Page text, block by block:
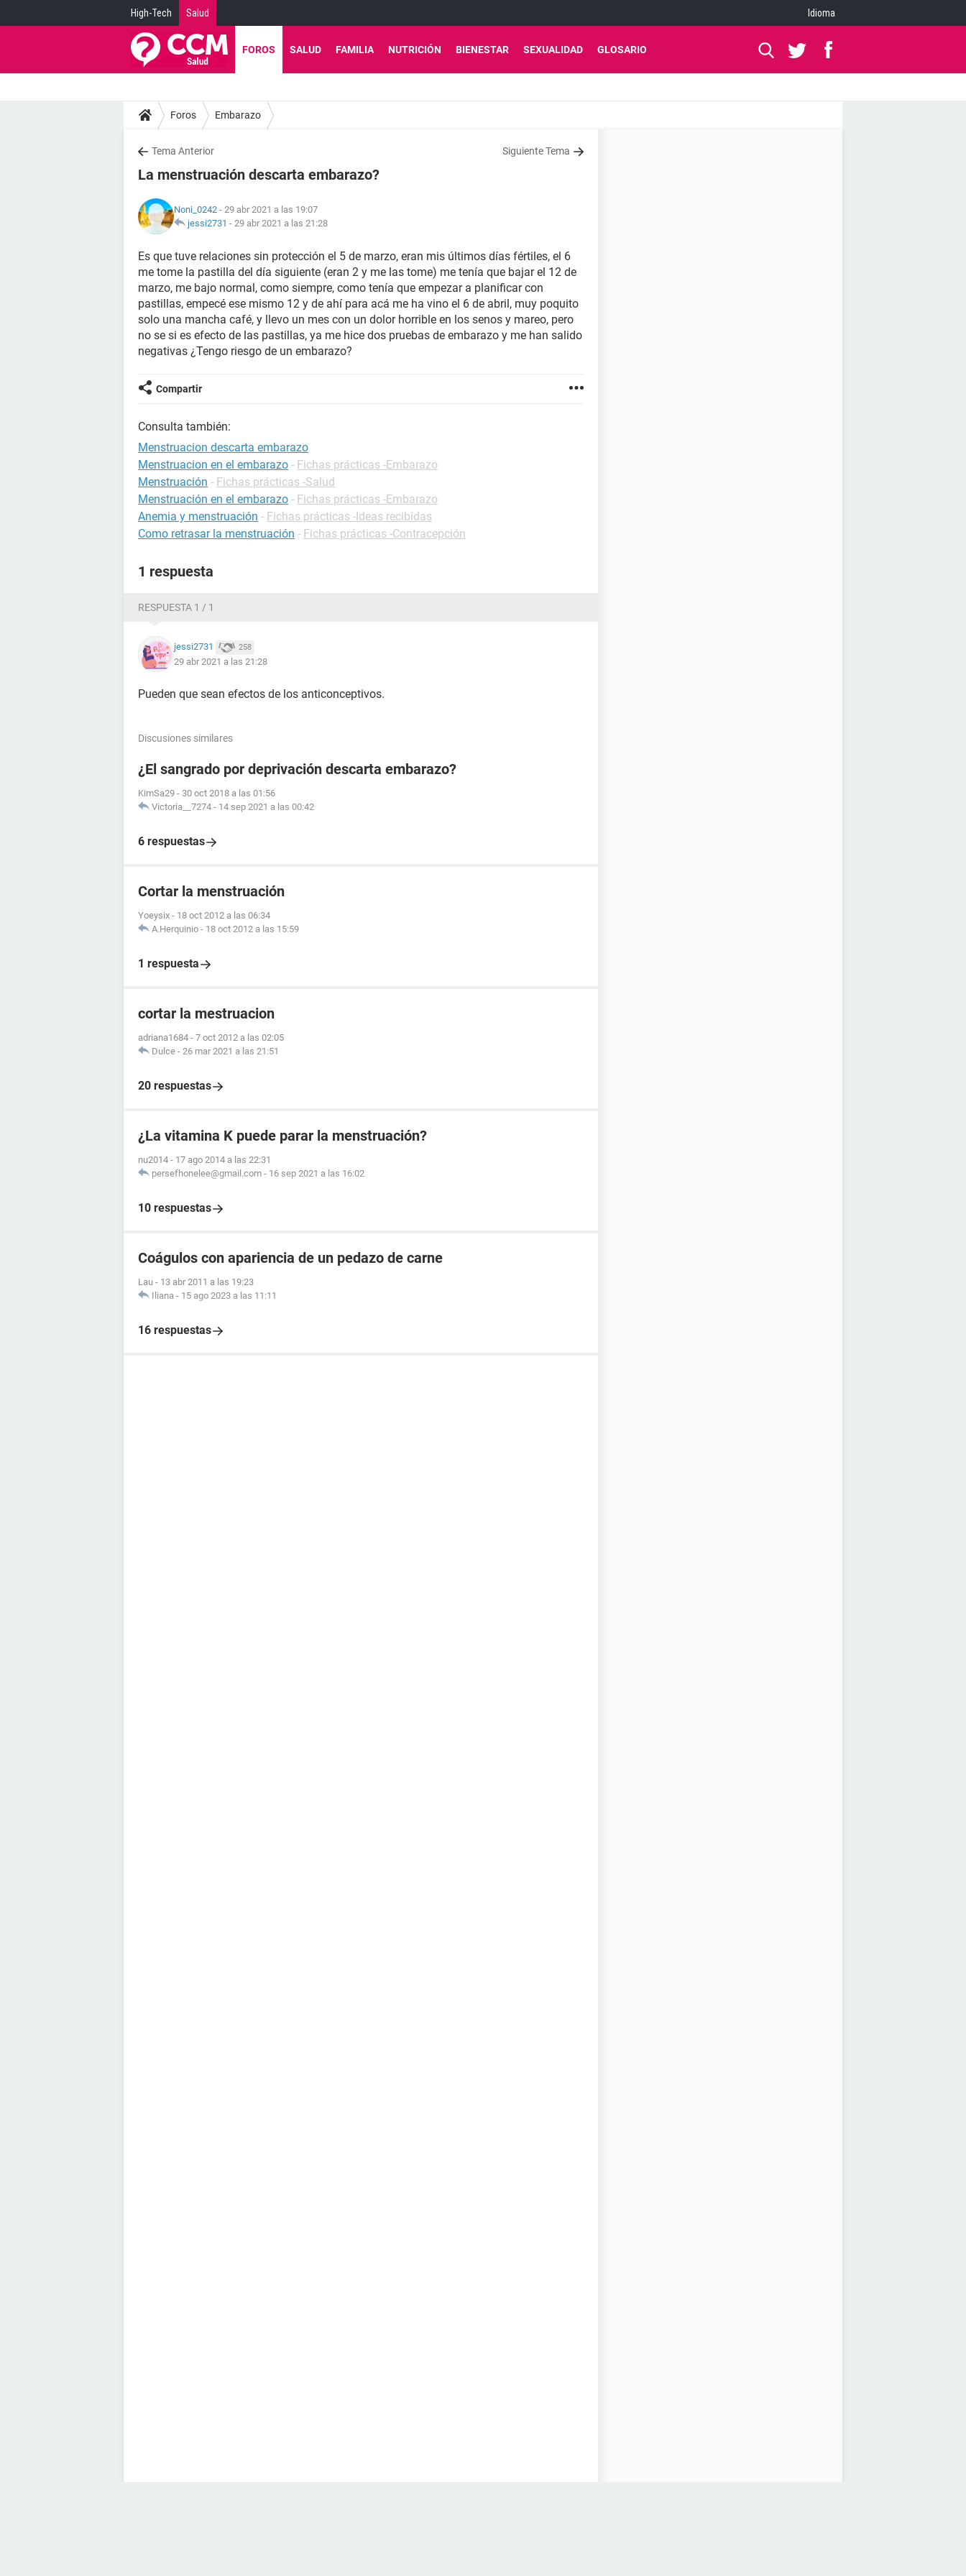
High-Tech Salud Idioma
FOROS SALUD FAMILIA NUTRICIÓN BIENESTAR SEXUALIDAD GLOSARIO
Foros Embarazo
Tema Anterior Siguiente Tema
La menstruación descarta embarazo?
Noni_0242 - 29 abr 2021 a las 19:07
jessi2731 - 29 abr 2021 a las 21:28
Es que tuve relaciones sin protección el 5 de marzo, eran mis últimos días fértiles, el 6
me tome la pastilla del día siguiente (eran 2 y me las tome) me tenía que bajar el 12 de
marzo, me bajo normal, como siempre, como tenía que empezar a planificar con
pastillas, empecé ese mismo 12 y de ahí para acá me ha vino el 6 de abril, muy poquito
solo una mancha café, y llevo un mes con un dolor horrible en los senos y mareo, pero
no se si es efecto de las pastillas, ya me hice dos pruebas de embarazo y me han salido
negativas ¿Tengo riesgo de un embarazo?
Compartir
Consulta también:
Menstruacion descarta embarazo
Menstruacion en el embarazo - Fichas prácticas -Embarazo
Menstruación - Fichas prácticas -Salud
Menstruación en el embarazo - Fichas prácticas -Embarazo
Anemia y menstruación - Fichas prácticas -Ideas recibidas
Como retrasar la menstruación - Fichas prácticas -Contracepción
1 respuesta
RESPUESTA 1 / 1
jessi2731 258
29 abr 2021 a las 21:28
Pueden que sean efectos de los anticonceptivos.
Discusiones similares
¿El sangrado por deprivación descarta embarazo?
KimSa29 - 30 oct 2018 a las 01:56
Victoria__7274 - 14 sep 2021 a las 00:42
6 respuestas
Cortar la menstruación
Yoeysix - 18 oct 2012 a las 06:34
A.Herquinio - 18 oct 2012 a las 15:59
1 respuesta
cortar la mestruacion
adriana1684 - 7 oct 2012 a las 02:05
Dulce - 26 mar 2021 a las 21:51
20 respuestas
¿La vitamina K puede parar la menstruación?
nu2014 - 17 ago 2014 a las 22:31
persefhonelee@gmail.com - 16 sep 2021 a las 16:02
10 respuestas
Coágulos con apariencia de un pedazo de carne
Lau - 13 abr 2011 a las 19:23
Iliana - 15 ago 2023 a las 11:11
16 respuestas